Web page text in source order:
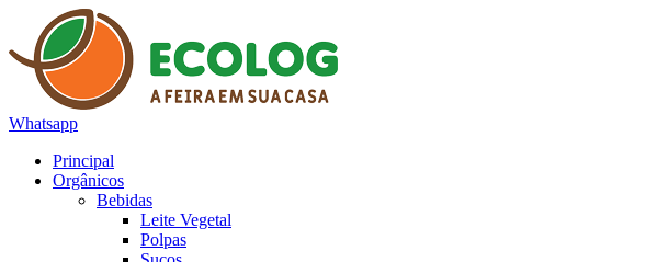
Whatsapp
Principal
Orgânicos
Bebidas
Leite Vegetal
Polpas